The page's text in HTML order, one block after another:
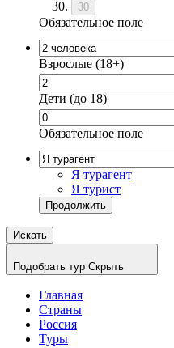
30
Обязательное поле
Взрослые (18+)
Дети (до 18)
Обязательное поле
Я турагент
Я турист
Продолжить
Искать
Подобрать тур Скрыть
Главная
Страны
Россия
Туры